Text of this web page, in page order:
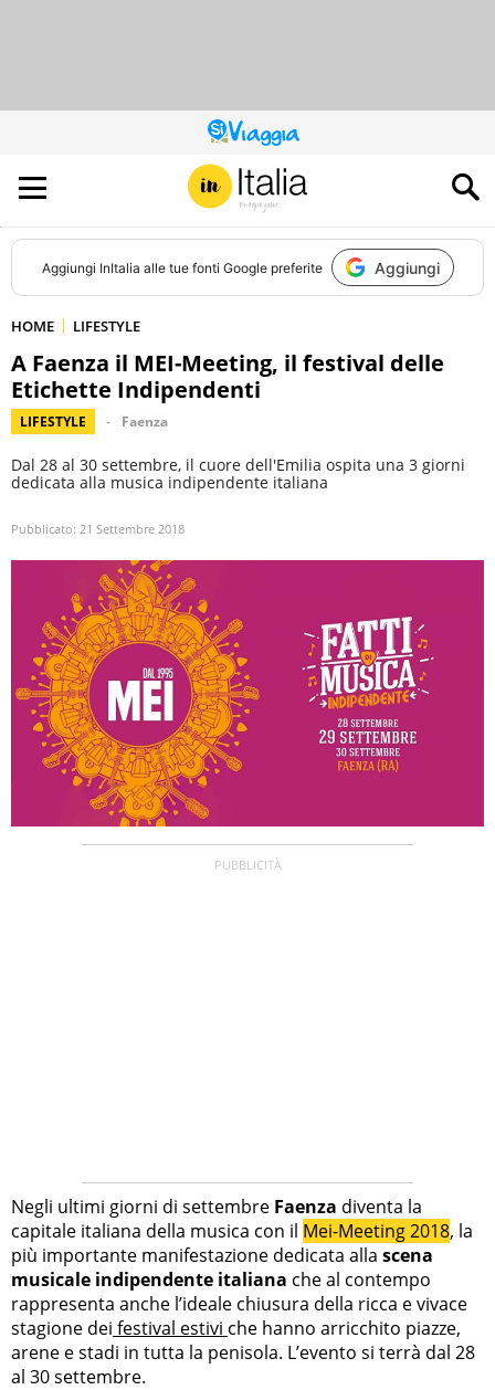
QUESTO
SITO
CONTRIBUISCE
ALL’AUDIENCE
DI
Aggiungi InItalia alle tue fonti Google preferite Aggiungi
HOME LIFESTYLE
A Faenza il MEI-Meeting, il festival delle
Etichette Indipendenti
LIFESTYLE Faenza
Dal 28 al 30 settembre, il cuore dell'Emilia ospita una 3 giorni
dedicata alla musica indipendente italiana
Pubblicato: 21 Settembre 2018
Negli ultimi giorni di settembre Faenza diventa la
capitale italiana della musica con il Mei-Meeting 2018, la
più importante manifestazione dedicata alla scena
musicale indipendente italiana che al contempo
rappresenta anche l’ideale chiusura della ricca e vivace
stagione dei festival estivi che hanno arricchito piazze,
arene e stadi in tutta la penisola. L’evento si terrà dal 28
al 30 settembre.